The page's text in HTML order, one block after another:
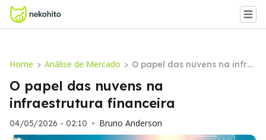
Home > Análise de Mercado > O papel das nuvens na infra
O papel das nuvens na
infraestrutura financeira
04/05/2026 - 02:10 • Bruno Anderson